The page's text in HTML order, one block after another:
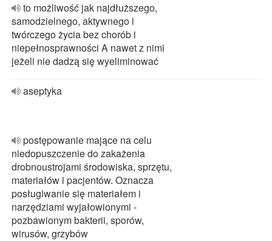
to możliwość jak najdłuższego,
samodzielnego, aktywnego i
twórczego życia bez chorób i
niepełnosprawności A nawet z nimi
jeżeli nie dadzą się wyeliminować
aseptyka
postępowanie mające na celu
niedopuszczenie do zakażenia
drobnoustrojami środowiska, sprzętu,
materiałów i pacjentów. Oznacza
posługiwanie się materiałem i
narzędziami wyjałowionymi -
pozbawionym bakterii, sporów,
wirusów, grzybów